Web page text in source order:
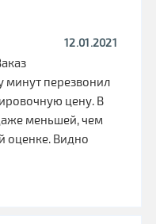
12.01.2021
минут перезвонил
цену. В
меньшей, чем
оценке. Видно